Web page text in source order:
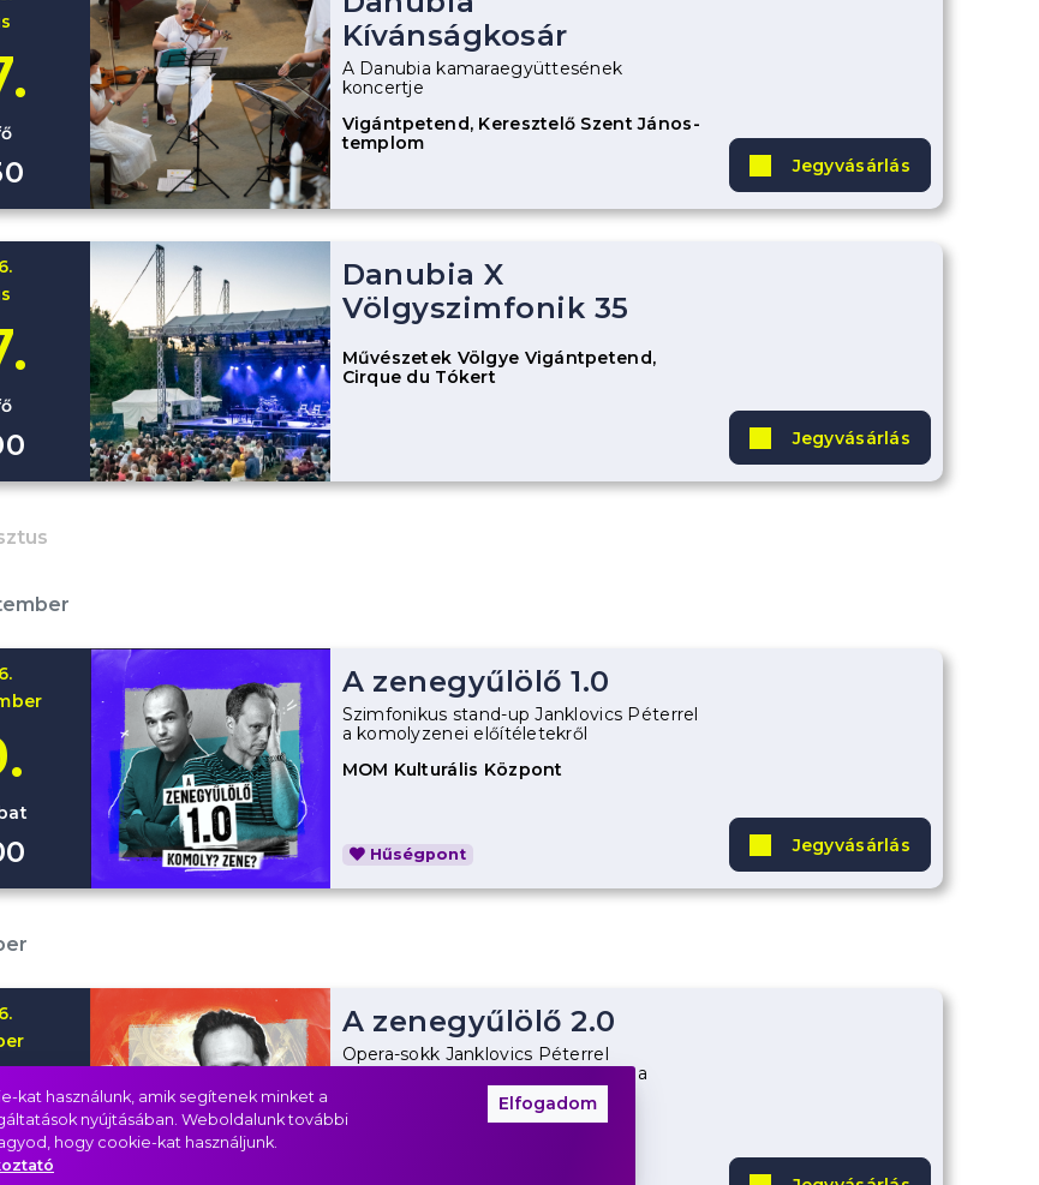
Kívánságkosár
A Danubia kamaraegyüttesének
koncertje
Vigántpetend, Keresztelő Szent János-
templom
Jegyvásárlás
Danubia X
Völgyszimfonik 35
Művészetek Völgye Vigántpetend,
Cirque du Tókert
Jegyvásárlás
A zenegyűlölő 1.0
Szimfonikus stand-up Janklovics Péterrel
a komolyzenei előítéletekről
MOM Kulturális Központ
Hűségpont Jegyvásárlás
A zenegyűlölő 2.0
Opera-sokk Janklovics Péterrel
túlélőknek és azoknak, akik eddig a
nézőteret is elkerülték
MOM Kulturális Központ
kat használunk, amik segítenek minket a
nyújtásában. Weboldalunk további
hogy cookie-kat használjunk.
Elfogadom